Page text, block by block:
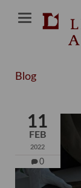
Blog
11
FEB
2022
0